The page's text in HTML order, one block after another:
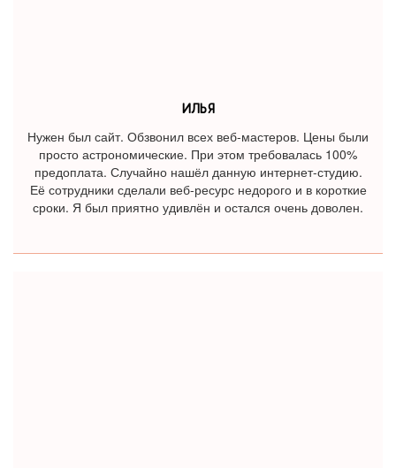
ИЛЬЯ
Нужен был сайт. Обзвонил всех веб-мастеров. Цены были
просто астрономические. При этом требовалась 100%
предоплата. Случайно нашёл данную интернет-студию.
Её сотрудники сделали веб-ресурс недорого и в короткие
сроки. Я был приятно удивлён и остался очень доволен.